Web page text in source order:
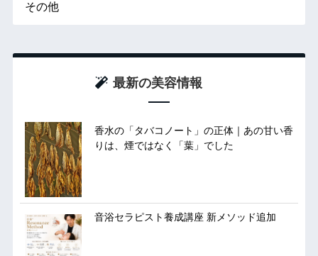
その他
最新の美容情報
香水の「タバコノート」の正体｜あの甘い香
りは、煙ではなく「葉」でした
音浴セラピスト養成講座 新メソッド追加